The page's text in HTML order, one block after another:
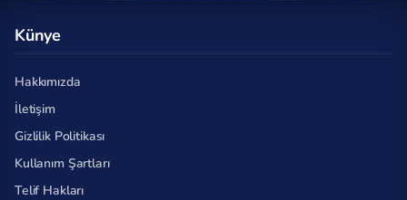
Künye
Hakkımızda
İletişim
Gizlilik Politikası
Kullanım Şartları
Telif Hakları